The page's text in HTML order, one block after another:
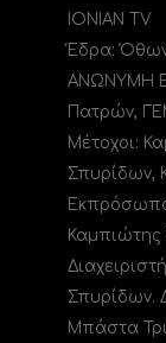
IONIAN TV
Έδρα:
ΑΝΩΝΥΜΗ
Πατρών,
Μέτοχοι:
Σπυρίδων,
Καμπιώτης
Σπυρίδων.
Μπάστα